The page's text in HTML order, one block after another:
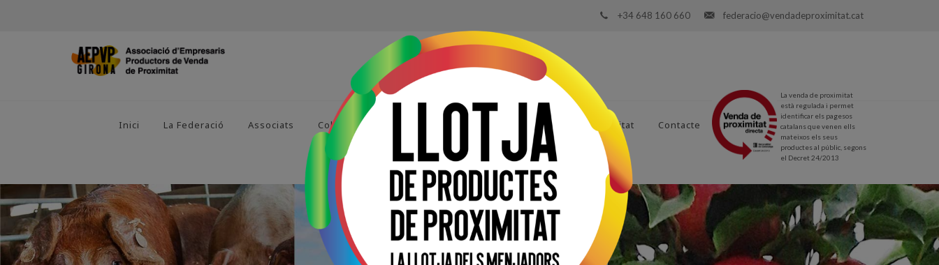
+34 648 160 660 federacio@vendadeproximitat.cat
Inici La Federació Associats Col·laboradors Venda de Proximitat Contacte
La venda de proximitat
està regulada i permet
identificar els pagesos
catalans que venen ells
mateixos els seus
productes al públic, segons
el Decret 24/2013